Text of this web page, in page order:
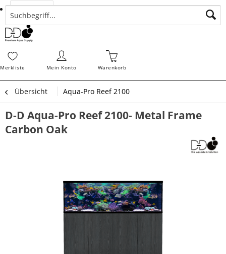
Suchen
Merkliste Mein Konto
Bestellungen Schnellerfassung
Warenkorb
Übersicht Aqua-Pro Reef 2100
D-D Aqua-Pro Reef 2100- Metal Frame
Carbon Oak